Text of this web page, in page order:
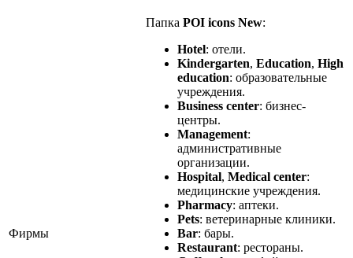
Фирмы
Папка POI icons New:
Hotel: отели.
Kindergarten, Education, High
education: образовательные
учреждения.
Business center: бизнес-
центры.
Management:
административные
организации.
Hospital, Medical center:
медицинские учреждения.
Pharmacy: аптеки.
Pets: ветеринарные клиники.
Bar: бары.
Restaurant: рестораны.